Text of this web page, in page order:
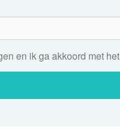
en ik ga akkoord met het